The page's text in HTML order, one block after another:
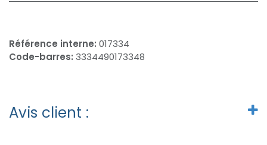
Référence interne: 017334
Code-barres: 3334490173348
Avis client :